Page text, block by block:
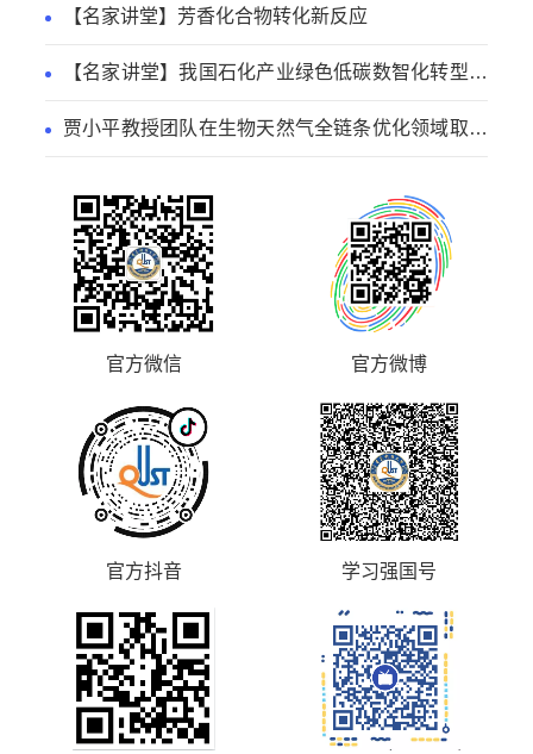
【名家讲堂】芳香化合物转化新反应
【名家讲堂】我国石化产业绿色低碳数智化转型路
贾小平教授团队在生物天然气全链条优化领域取得
官方微信 官方微博
官方抖音 学习强国号